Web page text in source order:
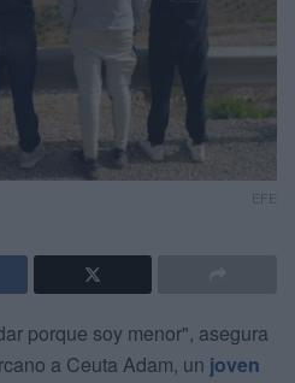
EFE
porque soy menor", asegura
a Ceuta Adam, un joven